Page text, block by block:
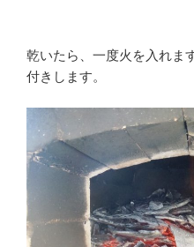
乾いたら、一度火を入れま
付きします。